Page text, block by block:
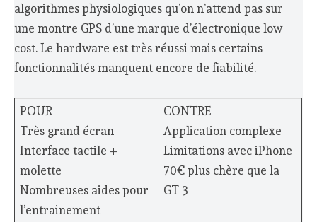
algorithmes physiologiques qu’on n’attend pas sur
une montre GPS d’une marque d’électronique low
cost. Le hardware est très réussi mais certains
fonctionnalités manquent encore de fiabilité.
POUR
Très grand écran
Interface tactile +
molette
Nombreuses aides pour
l’entrainement
CONTRE
Application complexe
Limitations avec iPhone
70€ plus chère que la
GT 3